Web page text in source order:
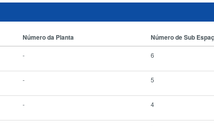
Número da Planta Número de Sub
- 6
- 5
- 4